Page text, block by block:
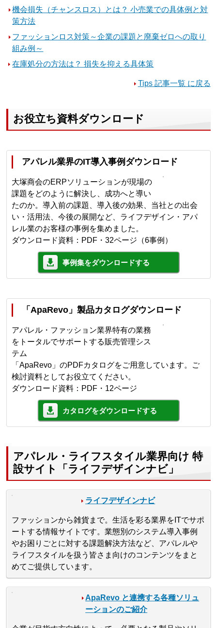
機会損失（チャンスロス）とは？ 小売業での具体例と対
策方法
ファッションロス対策～企業の課題と廃棄ゼロへの取り
組み例～
在庫処分の方法は？ 損失を抑える具体策
Tips 記事一覧 に戻る
お役立ち資料ダウンロード
アパレル業界のIT導入事例ダウンロード
大塚商会のERPソリューションが現場の
課題をどのように解決し、成功へと導い
たのか。導入前の課題、導入後の効果、当社との出会
い・活用法、今後の展開など、ライフデザイン・アパ
レル業のお客様の事例を集めました。
ダウンロード資料：PDF・32ページ（6事例）
事例集をダウンロードする
「ApaRevo」製品カタログダウンロード
アパレル・ファッション業界特有の業務
をトータルでサポートする販売管理シス
テム
「ApaRevo」のPDFカタログをご用意しています。ご
検討資料としてお役立てください。
ダウンロード資料：PDF・12ページ
カタログをダウンロードする
アパレル・ライフスタイル業界向け 特
設サイト「ライフデザインナビ」
ライフデザインナビ
ファッションから雑貨まで。生活を彩る業界をITでサポ
ートする情報サイトです。業態別のシステム導入事例
やお困りごとに対する課題解決方法など、アパレルや
ライフスタイルを扱う皆さま向けのコンテンツをまと
めてご提供しています。
ApaRevo と連携する各種ソリュ
ーションのご紹介